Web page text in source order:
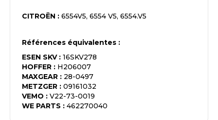
CITROËN : 6554V5, 6554 V5, 6554.V5
Références équivalentes :
ESEN SKV: 16SKV278
HOFFER : H206007
MAXGEAR : 28-0497
METZGER : 09161032
VEMO : V22-73-0019
WE PARTS : 462270040